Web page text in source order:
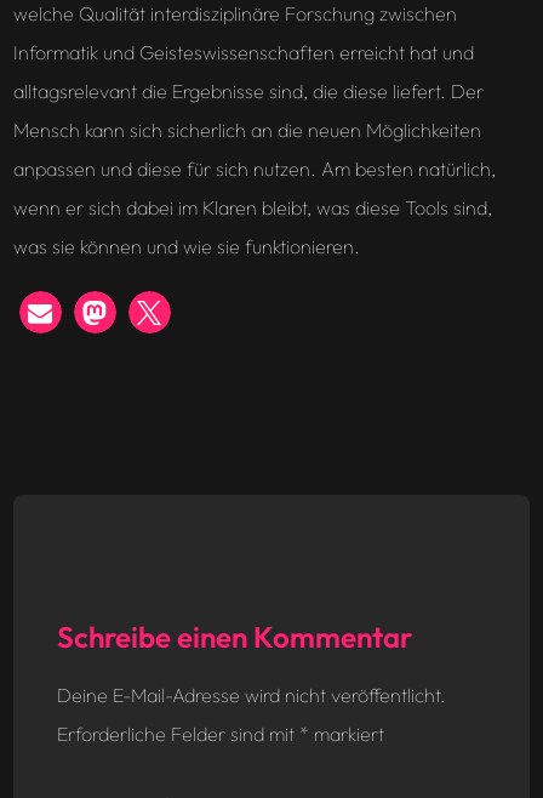
welche Qualität interdisziplinäre Forschung zwischen
Informatik und Geisteswissenschaften erreicht hat und
alltagsrelevant die Ergebnisse sind, die diese liefert. Der
Mensch kann sich sicherlich an die neuen Möglichkeiten
anpassen und diese für sich nutzen. Am besten natürlich,
wenn er sich dabei im Klaren bleibt, was diese Tools sind,
was sie können und wie sie funktionieren.
Schreibe einen Kommentar
Deine E-Mail-Adresse wird nicht veröffentlicht.
Erforderliche Felder sind mit * markiert